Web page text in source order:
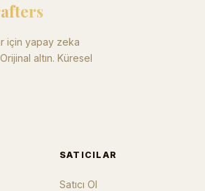
için yapay zeka
altın. Küresel
SATICILAR
Satıcı Ol